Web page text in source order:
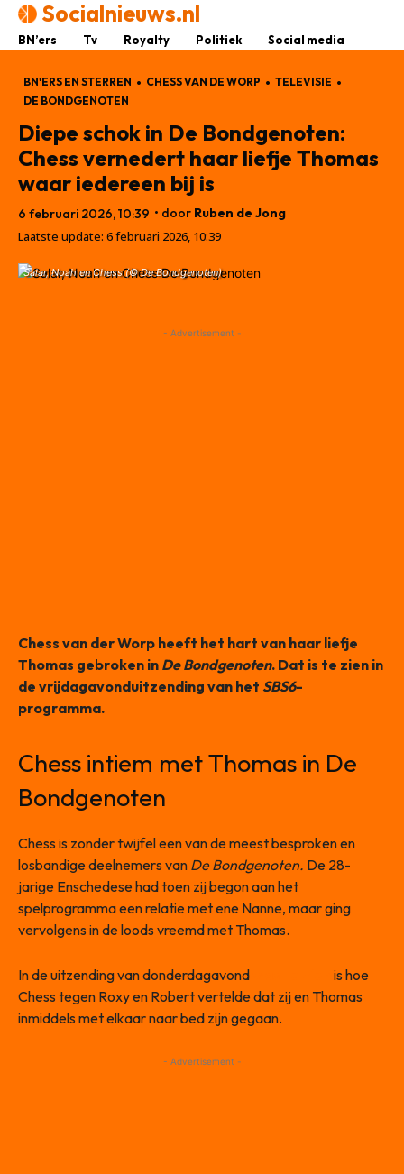
Socialnieuws.nl
BN’ers Tv Royalty Politiek Social media
BN'ERS EN STERREN CHESS VAN DE WORP
TELEVISIE
DE BONDGENOTEN
Diepe schok in De Bondgenoten:
Chess vernedert haar liefje Thomas
waar iedereen bij is
6 februari 2026, 10:39 • door Ruben de Jong
Laatste update: 6 februari 2026, 10:39
Salar, Noah en Chess (© De Bondgenoten)
- Advertisement -
Chess van der Worp heeft het hart van haar liefje
Thomas gebroken in De Bondgenoten. Dat is te zien in
de vrijdagavonduitzending van het SBS6-
programma.
Chess intiem met Thomas in De
Bondgenoten
Chess is zonder twijfel een van de meest besproken en
losbandige deelnemers van De Bondgenoten. De 28-
jarige Enschedese had toen zij begon aan het
spelprogramma een relatie met ene Nanne, maar ging
vervolgens in de loods vreemd met Thomas.
In de uitzending van donderdagavond
is hoe
Chess tegen Roxy en Robert vertelde dat zij en Thomas
inmiddels met elkaar naar bed zijn gegaan.
- Advertisement -